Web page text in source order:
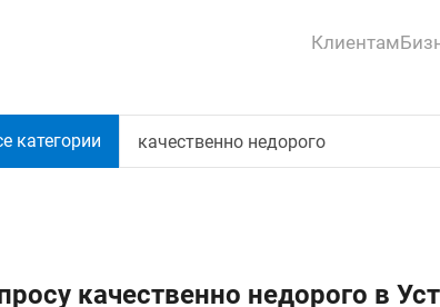
Клиентам
категории
качественно недорого в